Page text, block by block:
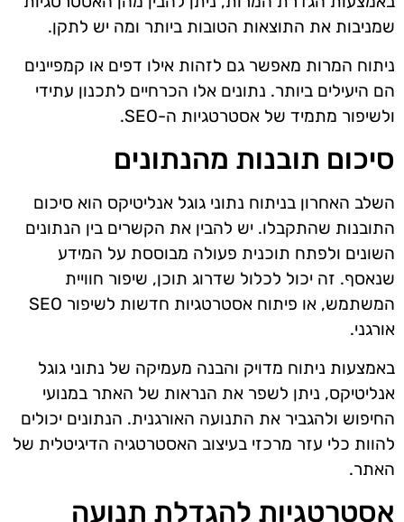
שמניבות את התוצאות הטובות ביותר ומה יש לתקן.
ניתוח המרות מאפשר גם לזהות אילו דפים או קמפיינים
הם היעילים ביותר. נתונים אלו הכרחיים לתכנון עתידי
ולשיפור מתמיד של אסטרטגיות ה-SEO.
סיכום תובנות מהנתונים
השלב האחרון בניתוח נתוני גוגל אנליטיקס הוא סיכום
התובנות שהתקבלו. יש להבין את הקשרים בין הנתונים
השונים ולפתח תוכנית פעולה מבוססת על המידע
שנאסף. זה יכול לכלול שדרוג תוכן, שיפור חוויית
המשתמש, או פיתוח אסטרטגיות חדשות לשיפור SEO
אורגני.
באמצעות ניתוח מדויק והבנה מעמיקה של נתוני גוגל
אנליטיקס, ניתן לשפר את הנראות של האתר במנועי
החיפוש ולהגביר את התנועה האורגנית. הנתונים יכולים
להוות כלי עזר מרכזי בעיצוב האסטרטגיה הדיגיטלית של
האתר.
אסטרטגיות להגדלת תנועה